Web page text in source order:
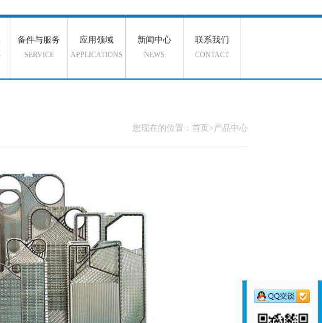
备件与服务
SERVICE
应用领域
APPLICATIONS
新闻中心
NEWS
联系我们
CONTACT
您现在的位置：首页>产品中心